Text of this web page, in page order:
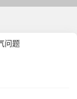
问题